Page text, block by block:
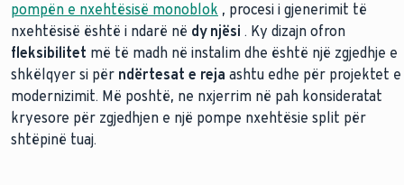
pompën e nxehtësisë monoblok , procesi i gjenerimit të
nxehtësisë është i ndarë në dy njësi . Ky dizajn ofron
fleksibilitet më të madh në instalim dhe është një zgjedhje e
shkëlqyer si për ndërtesat e reja ashtu edhe për projektet e
modernizimit. Më poshtë, ne nxjerrim në pah konsideratat
kryesore për zgjedhjen e një pompe nxehtësie split për
shtëpinë tuaj.